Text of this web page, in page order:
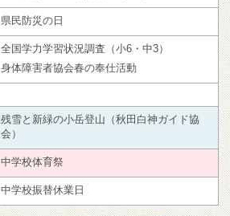
県民防災の日
全国学力学習状況調査（小6・中3）
身体障害者協会春の奉仕活動
残雪と新緑の小岳登山（秋田白神ガイド協
会）
中学校体育祭
中学校振替休業日